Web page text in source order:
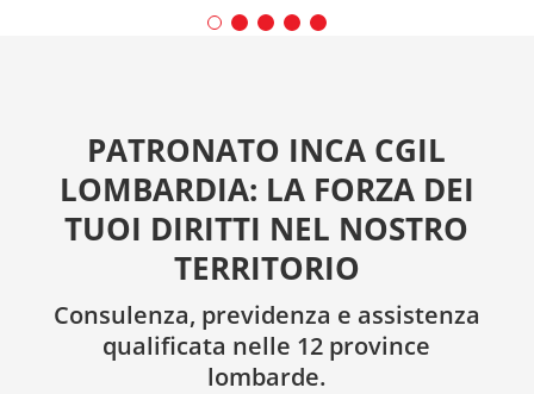
PATRONATO INCA CGIL
LOMBARDIA: LA FORZA DEI
TUOI DIRITTI NEL NOSTRO
TERRITORIO
Consulenza, previdenza e assistenza
qualificata nelle 12 province
lombarde.